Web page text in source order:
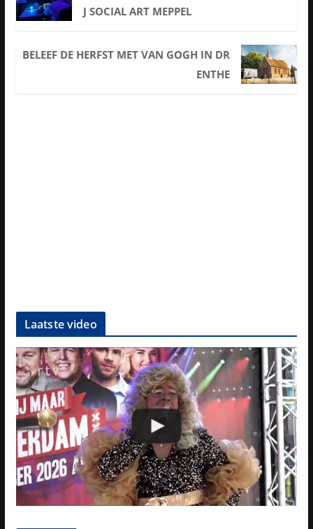
J SOCIAL ART MEPPEL
BELEEF DE HERFST MET VAN GOGH IN DR
ENTHE
Laatste video